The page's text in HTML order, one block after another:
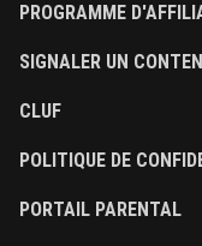
PROGRAMME
SIGNALER UN
CLUF
POLITIQUE DE
PORTAIL PARENTAL